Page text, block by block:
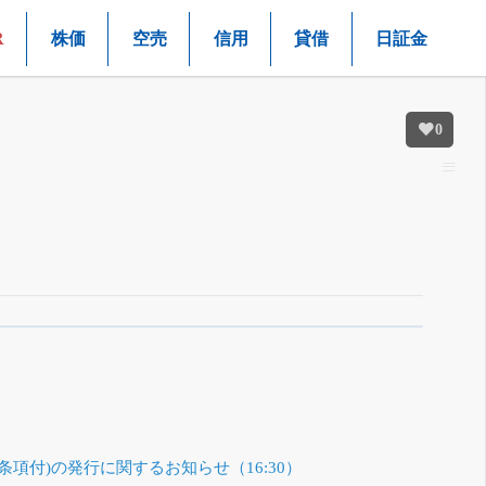
株価 空売 信用 貸借 日証金
0
付)の発行に関するお知らせ（16:30）